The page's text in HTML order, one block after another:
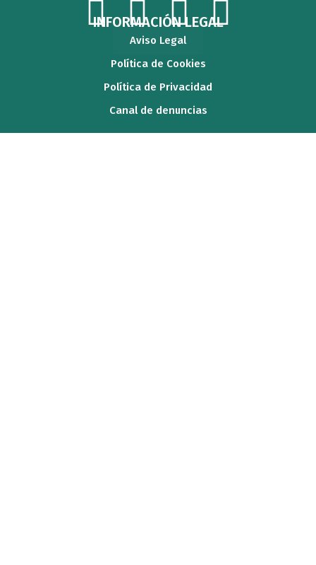
F
a
c
e
T
w
i
t
Y
o
u
t
I
t
INFORMACIÓN LEGAL
Aviso Legal
Política de Cookies
Política de Privacidad
Canal de denuncias